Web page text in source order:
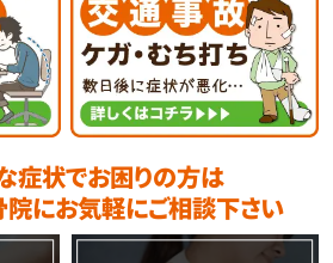
症状でお困りの方は
にお気軽にご相談下さい